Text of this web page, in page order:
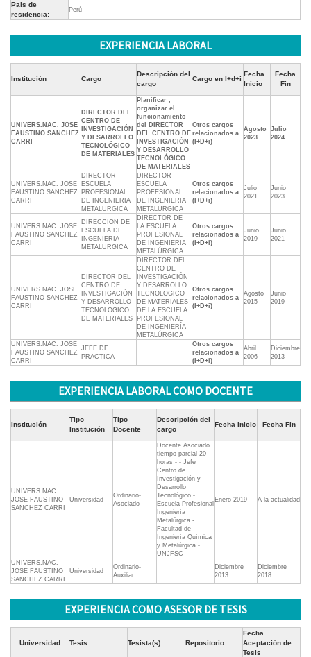
Pais de
residencia:
Perú
EXPERIENCIA LABORAL
Institución Cargo
Descripción del
cargo
Cargo en I+d+i
Fecha
Inicio
Fecha
Fin
UNIVERS.NAC. JOSE
FAUSTINO SANCHEZ
CARRI
DIRECTOR DEL
CENTRO DE
INVESTIGACIÓN
Y DESARROLLO
TECNOLÓGICO
DE MATERIALES
Planificar ,
organizar el
funcionamiento
del DIRECTOR
DEL CENTRO DE
INVESTIGACIÓN
Y DESARROLLO
TECNOLÓGICO
DE MATERIALES
Otros cargos
relacionados a
(I+D+i)
Agosto
2023
Julio
2024
UNIVERS.NAC. JOSE
FAUSTINO SANCHEZ
CARRI
DIRECTOR
ESCUELA
PROFESIONAL
DE INGENIERIA
METALURGICA
DIRECTOR
ESCUELA
PROFESIONAL
DE INGENIERIA
METALURGICA
Otros cargos
relacionados a
(I+D+i)
Julio
2021
Junio
2023
UNIVERS.NAC. JOSE
FAUSTINO SANCHEZ
CARRI
DIRECCION DE
ESCUELA DE
INGENIERIA
METALURGICA
DIRECTOR DE
LA ESCUELA
PROFESIONAL
DE INGENIERIA
METALÚRGICA
Otros cargos
relacionados a
(I+D+i)
Junio
2019
Junio
2021
UNIVERS.NAC. JOSE
FAUSTINO SANCHEZ
CARRI
DIRECTOR DEL
CENTRO DE
INVESTIGACIÓN
Y DESARROLLO
TECNOLOGICO
DE MATERIALES
DIRECTOR DEL
CENTRO DE
INVESTIGACIÓN
Y DESARROLLO
TECNOLOGICO
DE MATERIALES
DE LA ESCUELA
PROFESIONAL
DE INGENIERÍA
METALÚRGICA
Otros cargos
relacionados a
(I+D+i)
Agosto
2015
Junio
2019
UNIVERS.NAC. JOSE
FAUSTINO SANCHEZ
CARRI
JEFE DE
PRACTICA
Otros cargos
relacionados a
(I+D+i)
Abril
2006
Diciembre
2013
EXPERIENCIA LABORAL COMO DOCENTE
Institución
Tipo
Institución
Tipo
Docente
Descripción del
cargo
Fecha Inicio Fecha Fin
UNIVERS.NAC.
JOSE FAUSTINO
SANCHEZ CARRI
Universidad
Ordinario-
Asociado
Docente Asociado
tiempo parcial 20
horas - - Jefe
Centro de
Investigación y
Desarrollo
Tecnológico -
Escuela Profesional
Ingeniería
Metalúrgica -
Facultad de
Ingeniería Química
y Metalúrgica -
UNJFSC
Enero 2019 A la actualidad
UNIVERS.NAC.
JOSE FAUSTINO
SANCHEZ CARRI
Universidad
Ordinario-
Auxiliar
Diciembre
2013
Diciembre
2018
EXPERIENCIA COMO ASESOR DE TESIS
Universidad Tesis Tesista(s) Repositorio
Fecha
Aceptación de
Tesis